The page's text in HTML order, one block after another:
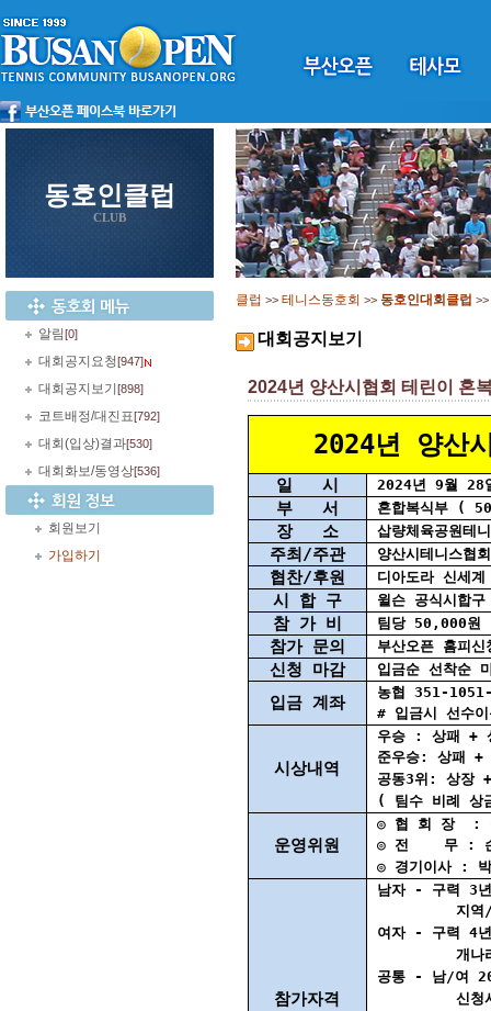
동호인클럽
CLUB
알림[0]
대회공지요청[947]
대회공지보기 [898]
코트배정/대진표[792]
대회(입상)결과[530]
대회화보/동영상[536]
회원보기
가입하기
클럽 >> 테니스동호회 >> 동호인대회클럽 >>
대회공지보기
2024년 양산시협회 테린이 혼
2024년 양산
일 시 2024년 9월
부 서 혼합복식부 (
장 소 삽량체육공원테
주최/주관 양산시테니스협회
협찬/후원 디아도라 신세
시 합 구 윌슨 공식시합
참 가 비 팀당 50,000원
참가 문의 부산오픈 홈피
신청 마감 입금순 선착순
입금 계좌
농협 351-
# 입금시 선수
시상내역
우승 : 상패 +
준우승: 상패
공동3위: 상장
( 팀수 비례 상
운영위원
◎ 협 회 장 :
◎ 전 무 : 손
◎ 경기이사 :
참가자격
남자 - 구력 3
지역/전국신
여자 - 구력 4
개나리대회
공통 - 남/여 20
신청시 구력